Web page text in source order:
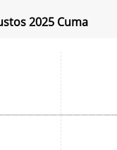
2025 Cuma